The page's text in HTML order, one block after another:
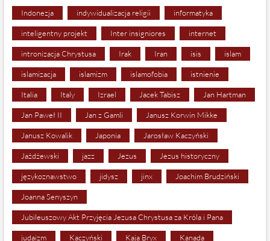
Indonezja indywidualizacja religii informatyka
inteligentny projekt Inter insigniores internet
intronizacja Chrystusa Irak Iran isis islam
islamizacja islamizm islamofobia istnienie
Italia Italy Izrael Jacek Tabisz Jan Hartman
Jan Paweł II Jan z Gamli Janusz Korwin Mikke
Janusz Kowalik Japonia Jarosław Kaczyński
Jażdżewski jazz Jezus Jezus historyczny
językoznawstwo jidysz jinx Joachim Brudziński
Joanna Senyszyn
Jubileuszowy Akt Przyjęcia Jezusa Chrystusa za Króla i Pana
judaizm Kaczyński Kaja Bryx Kanada